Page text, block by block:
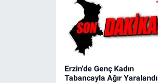
Erzin'de Genç Kadın
Tabancayla Ağır Yaralandı